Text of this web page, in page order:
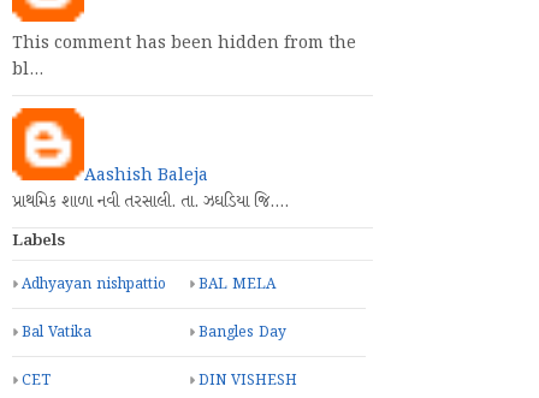
This comment has been hidden from the
bl…
Aashish Baleja
પ્રાથમિક શાળા નવી તરસાલી. તા. ઝઘડિયા જિ.…
Labels
Adhyayan nishpattio BAL MELA
Bal Vatika Bangles Day
CET DIN VISHESH